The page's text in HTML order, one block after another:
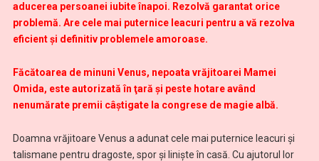
aducerea persoanei iubite înapoi. Rezolvă garantat orice
problemă. Are cele mai puternice leacuri pentru a vă rezolva
eficient și definitiv problemele amoroase.
Făcătoarea de minuni Venus, nepoata vrăjitoarei Mamei
Omida, este autorizată în ţară şi peste hotare având
nenumărate premii câştigate la congrese de magie albă.
Doamna vrăjitoare Venus a adunat cele mai puternice leacuri şi
talismane pentru dragoste, spor şi linişte în casă. Cu ajutorul lor